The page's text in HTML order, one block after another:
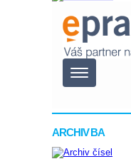
ARCHIV BA